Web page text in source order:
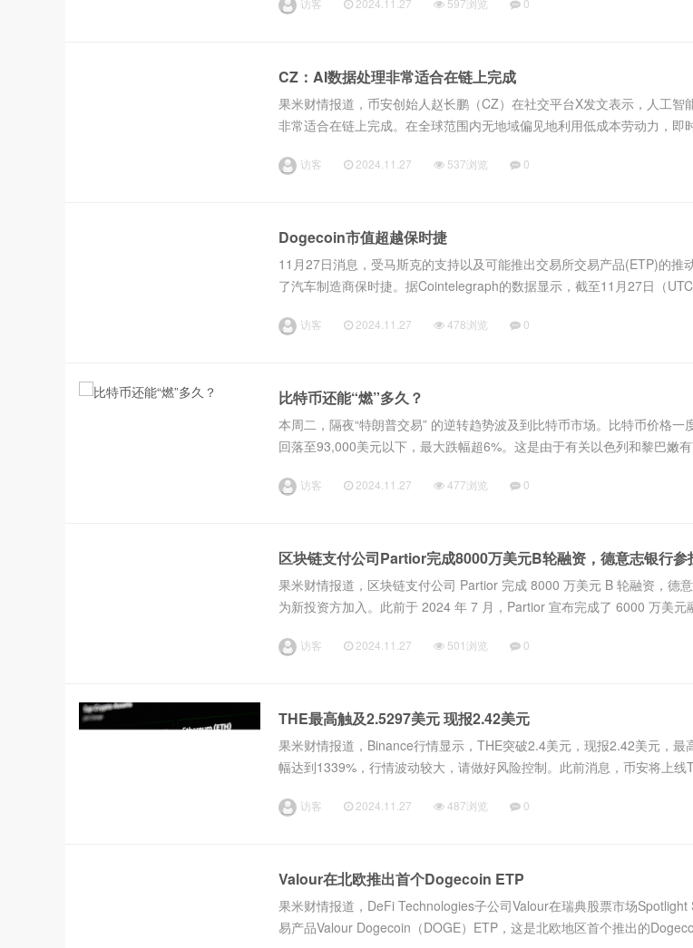
访客 2024.11.27 597浏览 0
CZ：AI数据处理非常适合在链上完成
果米财情报道，币安创始人赵长鹏（CZ）在社交平台X发文表示，人工智
非常适合在链上完成。在全球范围内无地域偏见地利用低成本劳动力，即
中心...
访客 2024.11.27 537浏览 0
Dogecoin市值超越保时捷
11月27日消息，受马斯克的支持以及可能推出交易所交易产品(ETP)的推
了汽车制造商保时捷。据Cointelegraph的数据显示，截至11月27日（
访客 2024.11.27 478浏览 0
比特币还能“燃”多久？
本周二，隔夜“特朗普交易” 的逆转趋势波及到比特币市场。比特币价格
回落至93,000美元以下，最大跌幅超6%。这是由于有关以色列和黎巴嫩
投资者的...
访客 2024.11.27 477浏览 0
区块链支付公司Partior完成8000万美元B轮融资，德意志银行参
果米财情报道，区块链支付公司 Partior 完成 8000 万美元 B 轮融资，德
为新投资方加入。此前于 2024 年 7 月，Partior 宣布完成了 6000 万美元
访客 2024.11.27 501浏览 0
THE最高触及2.5297美元 现报2.42美元
果米财情报道，Binance行情显示，THE突破2.4美元，现报2.42美元，最
幅达到1339%，行情波动较大，请做好风险控制。此前消息，币安将上线
访客 2024.11.27 487浏览 0
Valour在北欧推出首个Dogecoin ETP
果米财情报道，DeFi Technologies子公司Valour在瑞典股票市场
易产品Valour Dogecoin（DOGE）ETP，这是北欧地区首个推出的